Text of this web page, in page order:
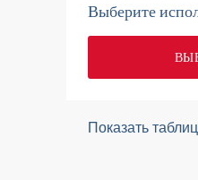
Выберите
Показать